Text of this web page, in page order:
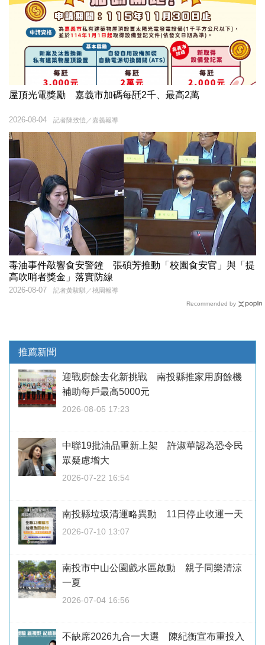
屋頂光電獎勵 嘉義市加碼每瓩2千、最高2萬
記者陳致愷／嘉義報導
2026-08-04
毒油事件敲響食安警鐘 張碩芳推動「校園食安官」與「提
高吹哨者獎金」落實防線
記者黃駿騏／桃園報導
2026-08-07
Recommended by
推薦新聞
迎戰廚餘去化新挑戰 南投縣推家用廚餘機
補助每戶最高5000元
2026-08-05 17:23
中聯19批油品重新上架 許淑華認為恐令民
眾疑慮增大
2026-07-22 16:54
南投縣垃圾清運略異動 11日停止收運一天
2026-07-10 13:07
南投市中山公園戲水區啟動 親子同樂清涼
一夏
2026-07-04 16:56
不缺席2026九合一大選 陳紀衡宣布重投入